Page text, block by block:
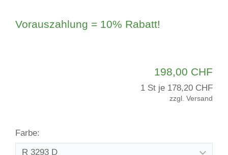
Vorauszahlung = 10% Rabatt!
198,00 CHF
1 St je 178,20 CHF
zzgl. Versand
Farbe: